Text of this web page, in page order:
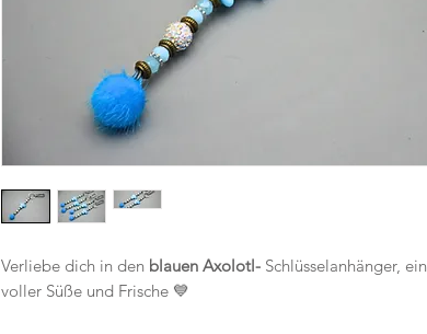
Verliebe dich in den blauen Axolotl- Schlüsselanhänger,
voller Süße und Frische 💙